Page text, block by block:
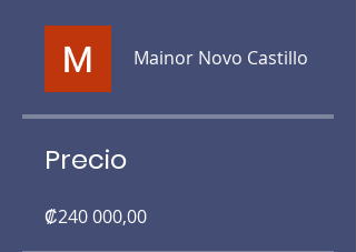
Mainor Novo Castillo
Precio
₡240 000,00